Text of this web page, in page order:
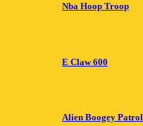
Nba Hoop Troop
E Claw 600
Alien Boogey Patrol